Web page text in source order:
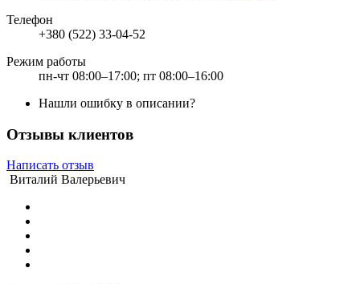
Телефон
+380 (522) 33-04-52
Режим работы
пн-чт 08:00–17:00; пт 08:00–16:00
Нашли ошибку в описании?
Отзывы клиентов
Написать отзыв
Виталий Валерьевич